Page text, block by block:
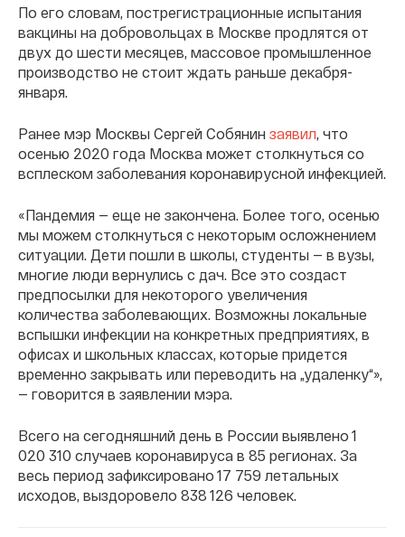
По его словам, пострегистрационные испытания
вакцины на добровольцах в Москве продлятся от
двух до шести месяцев, массовое промышленное
производство не стоит ждать раньше декабря-
января.
Ранее мэр Москвы Сергей Собянин заявил , что
осенью 2020 года Москва может столкнуться со
всплеском заболевания коронавирусной инфекцией.
«Пандемия — еще не закончена. Более того, осенью
мы можем столкнуться с некоторым осложнением
ситуации. Дети пошли в школы, студенты — в вузы,
многие люди вернулись с дач. Все это создаст
предпосылки для некоторого увеличения
количества заболевающих. Возможны локальные
вспышки инфекции на конкретных предприятиях, в
офисах и школьных классах, которые придется
временно закрывать или переводить на „удаленку“»,
— говорится в заявлении мэра.
Всего на сегодняшний день в России выявлено 1
020 310 случаев коронавируса в 85 регионах. За
весь период зафиксировано 17 759 летальных
исходов, выздоровело 838 126 человек.